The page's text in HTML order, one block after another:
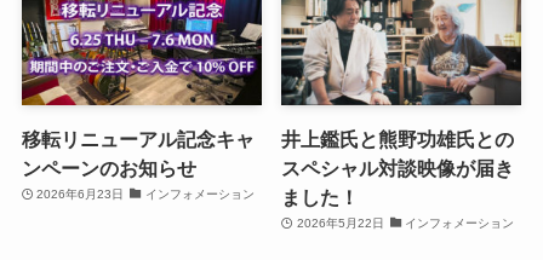
移転リニューアル記念キャ
ンペーンのお知らせ
2026年6月23日 インフォメーション
井上鑑氏と熊野功雄氏との
スペシャル対談映像が届き
ました！
2026年5月22日 インフォメーション